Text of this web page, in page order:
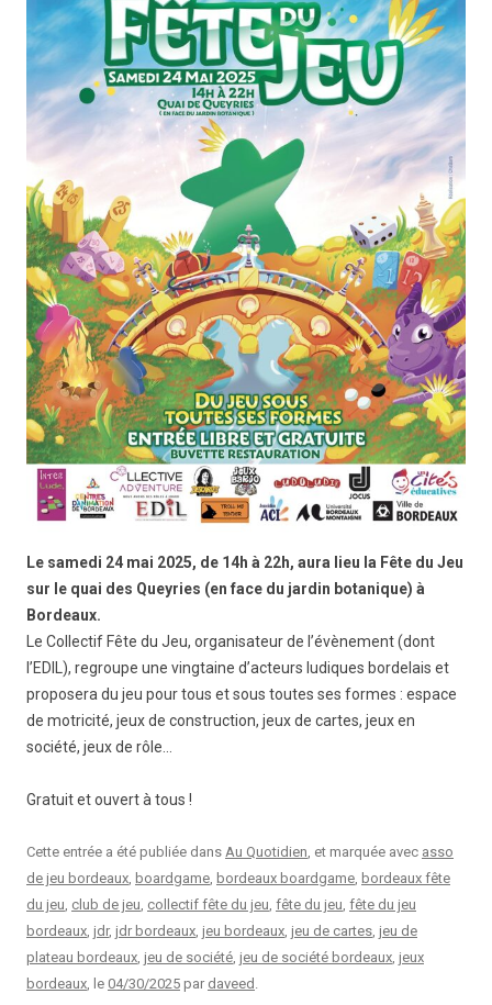
Le samedi 24 mai 2025, de 14h à 22h, aura lieu la Fête du Jeu
sur le quai des Queyries (en face du jardin botanique) à
Bordeaux.
Le Collectif Fête du Jeu, organisateur de l’évènement (dont
l’EDIL), regroupe une vingtaine d’acteurs ludiques bordelais et
proposera du jeu pour tous et sous toutes ses formes : espace
de motricité, jeux de construction, jeux de cartes, jeux en
société, jeux de rôle…
Gratuit et ouvert à tous !
Cette entrée a été publiée dans Au Quotidien , et marquée avec asso
de jeu bordeaux boardgame bordeaux boardgame bordeaux fête
du jeu club de jeu collectif fête du jeu fête du jeu fête du jeu
bordeaux jdr, jdr bordeaux jeu bordeaux jeu de cartes jeu de
plateau bordeaux jeu de société jeu de société bordeaux jeux
bordeaux , le 04/30/2025 par daveed